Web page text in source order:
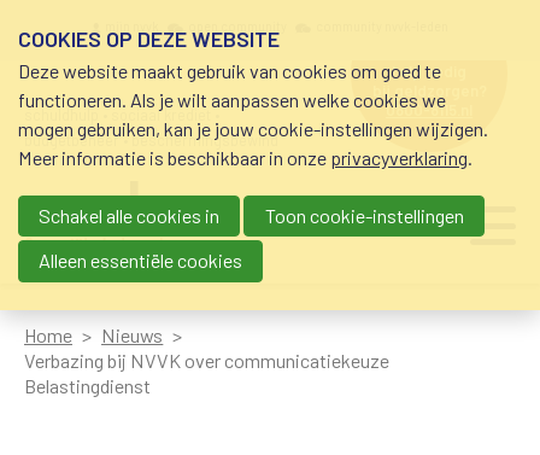
schuldhulp • sociaal krediet •
budgetbeheer • beschermingsbewind
hulp nodig
bij geldzorgen?
0800-8115.nl
Main navigation
Home
Nieuws
Verbazing bij NVVK over communicatiekeuze
Belastingdienst
COOKIES OP DEZE WEBSITE
Deze website maakt gebruik van cookies om goed te
functioneren. Als je wilt aanpassen welke cookies we
mogen gebruiken, kan je jouw cookie-instellingen wijzigen.
Meer informatie is beschikbaar in onze privacyverklaring.
Schakel alle cookies in
Toon cookie-instellingen
Alleen essentiële cookies